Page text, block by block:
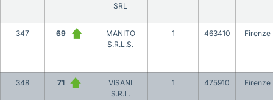
SRL
347 69
MANITO
S.R.L.S.
1 463410 Firenze
348 71
VISANI
S.R.L.
1 475910 Firenze